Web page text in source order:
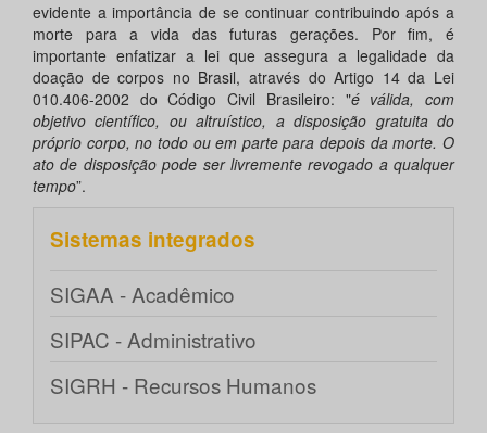
evidente a importância de se continuar contribuindo após a
morte para a vida das futuras gerações. Por fim, é
importante enfatizar a lei que assegura a legalidade da
doação de corpos no Brasil, através do Artigo 14 da Lei
010.406-2002 do Código Civil Brasileiro: "é válida, com
objetivo científico, ou altruístico, a disposição gratuita do
próprio corpo, no todo ou em parte para depois da morte. O
ato de disposição pode ser livremente revogado a qualquer
tempo”.
Sistemas integrados
SIGAA - Acadêmico
SIPAC - Administrativo
SIGRH - Recursos Humanos